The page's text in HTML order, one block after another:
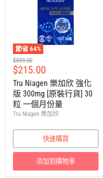
節省 64%
建
議
零
售
價
$599.00
售
價
$215.00
Tru Niagen 樂加欣 強化
版 300mg [原裝行貨] 30
粒 一個月份量
Tru Niagen 樂加欣
快速購買
添加到購物車